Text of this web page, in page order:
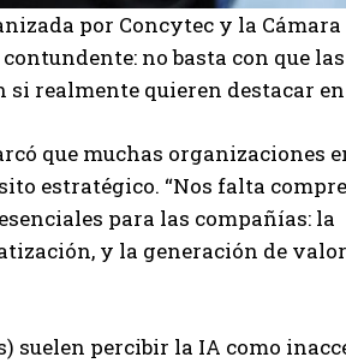
por Concytec y la Cámara
no basta con que
realmente quieren destacar
que muchas organizaciones
estratégico. “Nos falta
para las compañías: la
y la generación de
suelen percibir la IA como